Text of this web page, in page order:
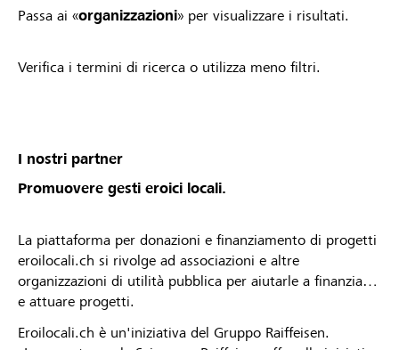
Passa ai «organizzazioni» per visualizzare i risultati.
Verifica i termini di ricerca o utilizza meno filtri.
I nostri partner
Promuovere gesti eroici locali.
La piattaforma per donazioni e finanziamento di progetti
eroilocali.ch si rivolge ad associazioni e altre
organizzazioni di utilità pubblica per aiutarle a finanziare
e attuare progetti.
Eroilocali.ch è un'iniziativa del Gruppo Raiffeisen.